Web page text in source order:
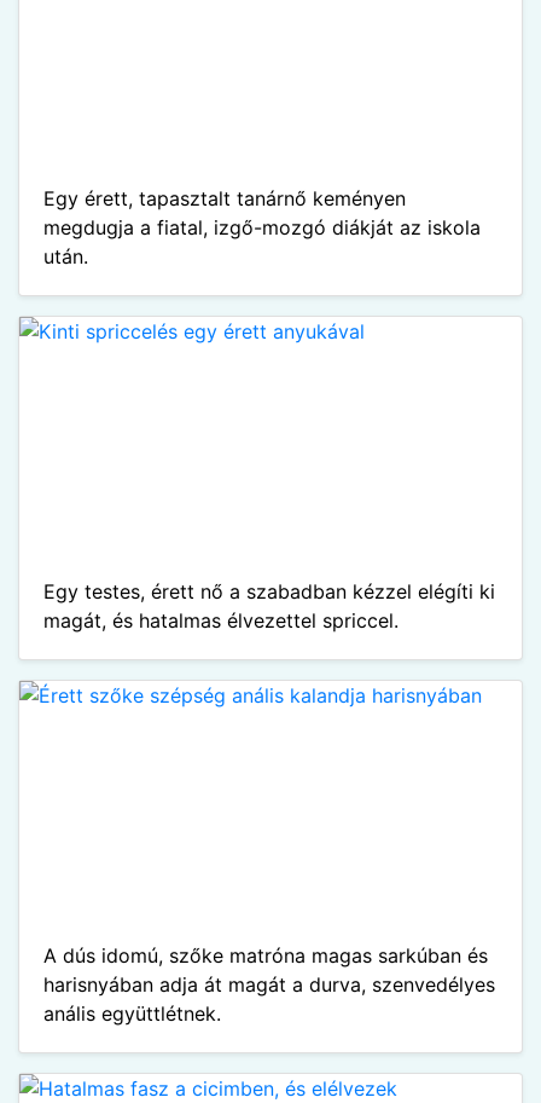
Egy érett, tapasztalt tanárnő keményen
megdugja a fiatal, izgő-mozgó diákját az iskola
után.
Egy testes, érett nő a szabadban kézzel elégíti ki
magát, és hatalmas élvezettel spriccel.
A dús idomú, szőke matróna magas sarkúban és
harisnyában adja át magát a durva, szenvedélyes
anális együttlétnek.